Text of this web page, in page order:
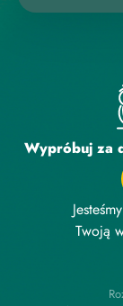
Wypróbuj za
Twoją